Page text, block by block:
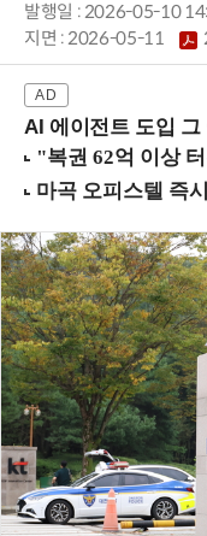
발행일 : 2026-05-10
지면 :2026-05-11
AI 에이전트 도입 그